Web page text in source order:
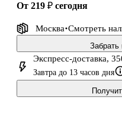
от 219 ₽ сегодня
Москва Смотреть
Забрать
Экспресс-доставка,
Завтра до 13 часов дня